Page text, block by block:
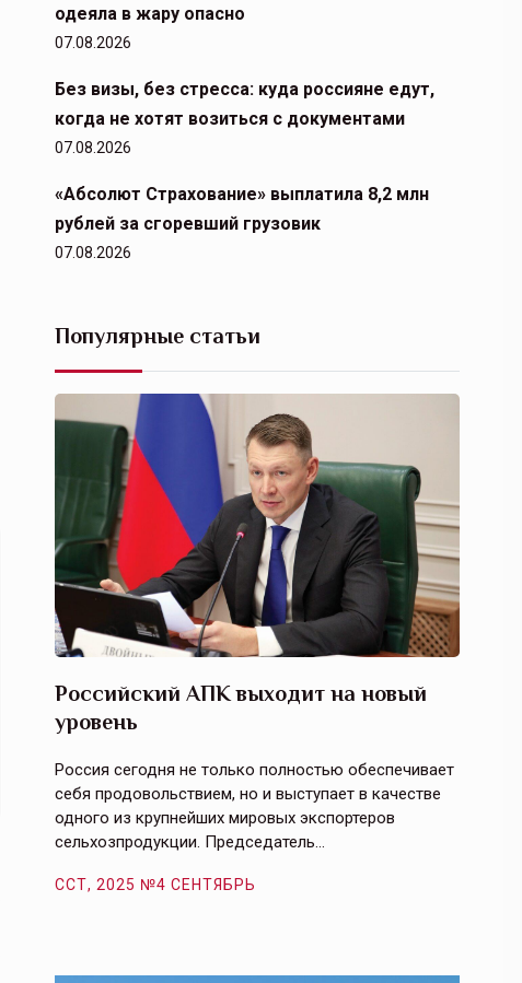
одеяла в жару опасно
07.08.2026
Без визы, без стресса: куда россияне едут,
когда не хотят возиться с документами
07.08.2026
«Абсолют Страхование» выплатила 8,2 млн
рублей за сгоревший грузовик
07.08.2026
Популярные статьи
Российский АПК выходит на новый
уровень
Россия сегодня не только полностью обеспечивает
себя продовольствием, но и выступает в качестве
одного из крупнейших мировых экспортеров
сельхозпродукции. Председатель…
ССТ, 2025 №4 СЕНТЯБРЬ